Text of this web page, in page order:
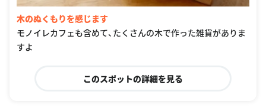
木のぬくもりを感じます
モノイレカフェも含めて、たくさんの木で作った雑貨がありま
すよ
このスポットの詳細を見る